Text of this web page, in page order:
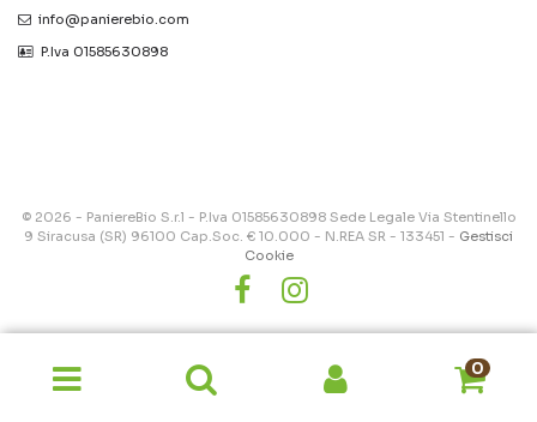
0
info@panierebio.com
‎‎‎‎‎ P.Iva 01585630898
© 2026 - PaniereBio S.r.l - P.Iva 01585630898 Sede Legale Via Stentinello
9 Siracusa (SR) 96100 Cap.Soc. € 10.000 - N.REA SR - 133451 - Gestisci
Cookie